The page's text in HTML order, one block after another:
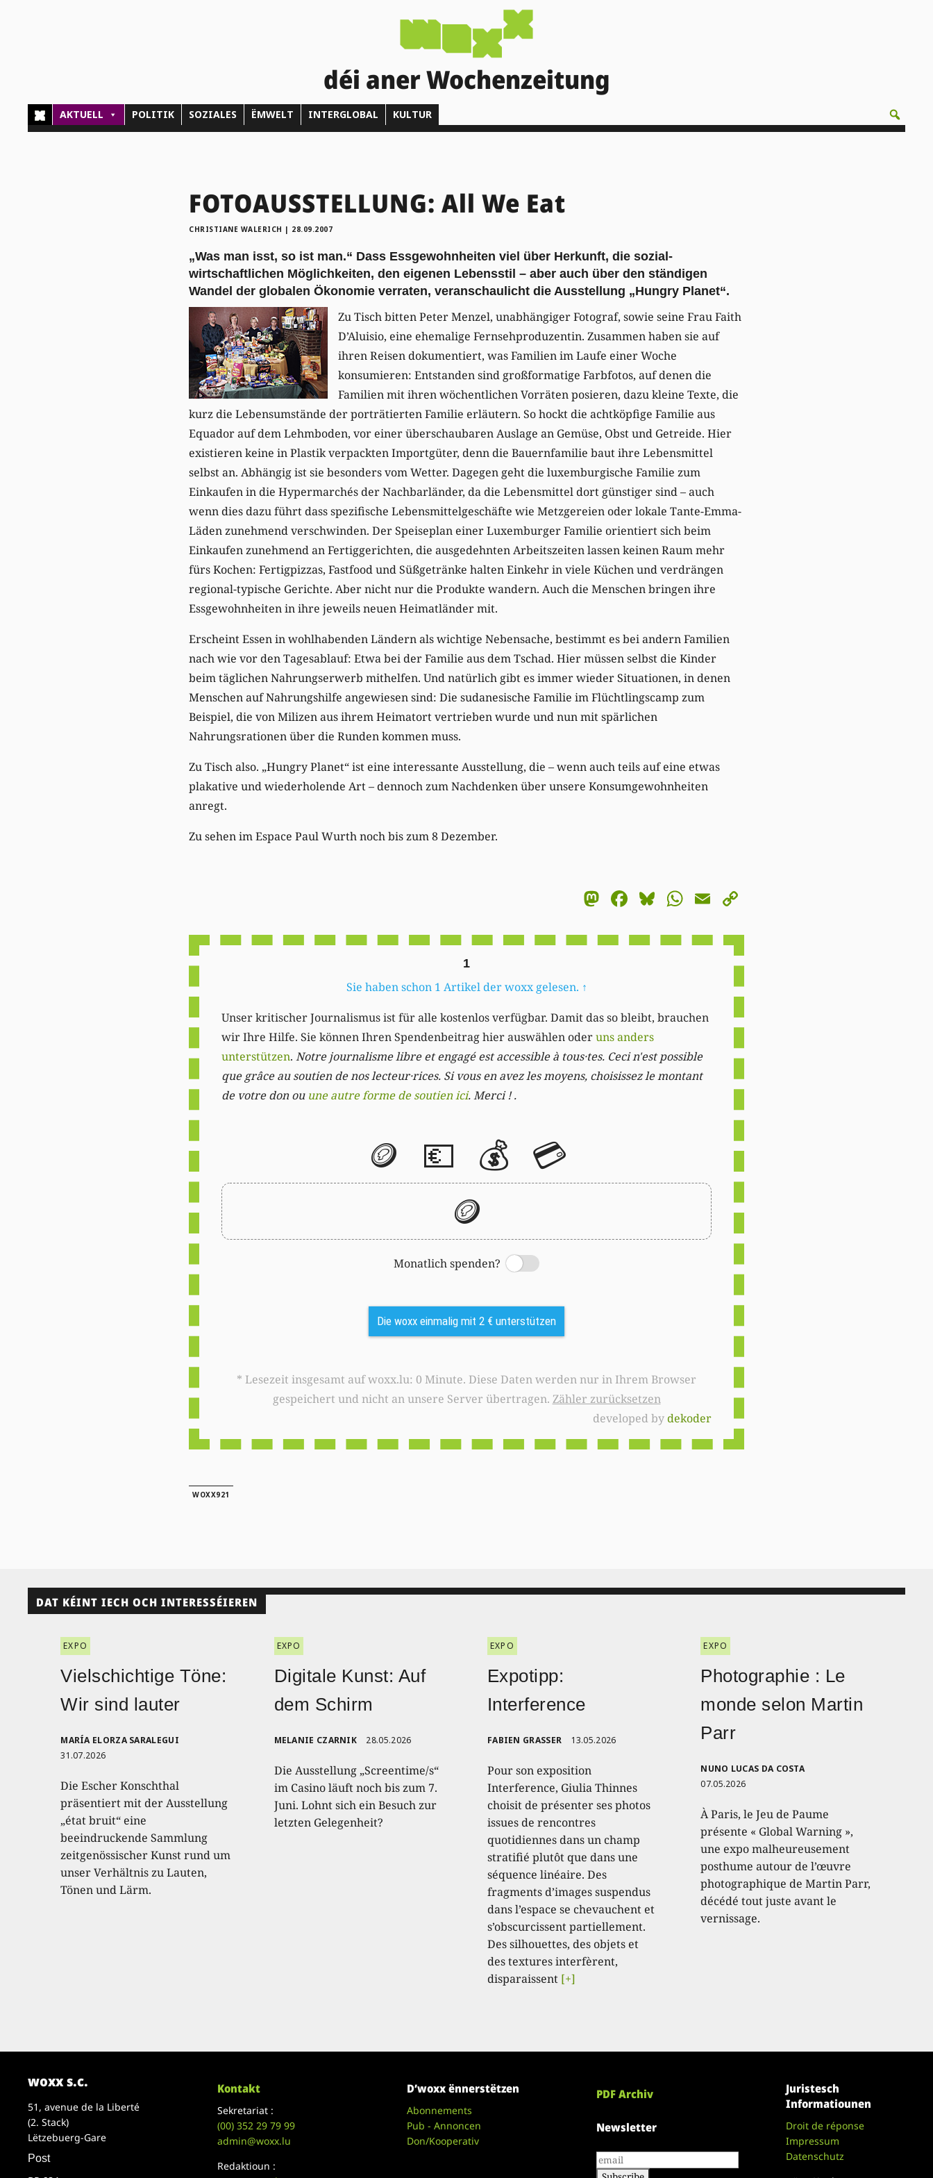
déi aner Wochenzeitung
AKTUELL POLITIK SOZIALES ËMWELT INTERGLOBAL KULTUR
FOTOAUSSTELLUNG: All We Eat
CHRISTIANE WALERICH | 28.09.2007
„Was man isst, so ist man.“ Dass Essgewohnheiten viel über Herkunft, die sozial-
wirtschaftlichen Möglichkeiten, den eigenen Lebensstil – aber auch über den ständigen
Wandel der globalen Ökonomie verraten, veranschaulicht die Ausstellung „Hungry Planet“.
Zu Tisch bitten Peter Menzel, unabhängiger Fotograf, sowie seine Frau Faith
D’Aluisio, eine ehemalige Fernsehproduzentin. Zusammen haben sie auf
ihren Reisen dokumentiert, was Familien im Laufe einer Woche
konsumieren: Entstanden sind großformatige Farbfotos, auf denen die
Familien mit ihren wöchentlichen Vorräten posieren, dazu kleine Texte, die
kurz die Lebensumstände der porträtierten Familie erläutern. So hockt die achtköpfige Familie aus
Equador auf dem Lehmboden, vor einer überschaubaren Auslage an Gemüse, Obst und Getreide. Hier
existieren keine in Plastik verpackten Importgüter, denn die Bauernfamilie baut ihre Lebensmittel
selbst an. Abhängig ist sie besonders vom Wetter. Dagegen geht die luxemburgische Familie zum
Einkaufen in die Hypermarchés der Nachbarländer, da die Lebensmittel dort günstiger sind – auch
wenn dies dazu führt dass spezifische Lebensmittelgeschäfte wie Metzgereien oder lokale Tante-Emma-
Läden zunehmend verschwinden. Der Speiseplan einer Luxemburger Familie orientiert sich beim
Einkaufen zunehmend an Fertiggerichten, die ausgedehnten Arbeitszeiten lassen keinen Raum mehr
fürs Kochen: Fertigpizzas, Fastfood und Süßgetränke halten Einkehr in viele Küchen und verdrängen
regional-typische Gerichte. Aber nicht nur die Produkte wandern. Auch die Menschen bringen ihre
Essgewohnheiten in ihre jeweils neuen Heimatländer mit.
Erscheint Essen in wohlhabenden Ländern als wichtige Nebensache, bestimmt es bei andern Familien
nach wie vor den Tagesablauf: Etwa bei der Familie aus dem Tschad. Hier müssen selbst die Kinder
beim täglichen Nahrungserwerb mithelfen. Und natürlich gibt es immer wieder Situationen, in denen
Menschen auf Nahrungshilfe angewiesen sind: Die sudanesische Familie im Flüchtlingscamp zum
Beispiel, die von Milizen aus ihrem Heimatort vertrieben wurde und nun mit spärlichen
Nahrungsrationen über die Runden kommen muss.
Zu Tisch also. „Hungry Planet“ ist eine interessante Ausstellung, die – wenn auch teils auf eine etwas
plakative und wiederholende Art – dennoch zum Nachdenken über unsere Konsumgewohnheiten
anregt.
Zu sehen im Espace Paul Wurth noch bis zum 8 Dezember.
Mastodon
Facebook
Bluesky
WhatsApp
Email
1
Sie haben schon 1 Artikel der woxx gelesen. ↑
Unser kritischer Journalismus ist für alle kostenlos verfügbar. Damit das so bleibt, brauchen
wir Ihre Hilfe. Sie können Ihren Spendenbeitrag hier auswählen oderuns anders
unterstützen. Notre journalisme libre et engagé est accessible à tous·tes. Ceci n'est possible
que grâce au soutien de nos lecteur·rices. Si vous en avez les moyens, choisissez le montant
de votre don ou une autre forme de soutien ici. Merci ! .
🪙 💶 💰 💳
🪙
Monatlich spenden?
Switch
Die woxx einmalig mit 2 € unterstützen
* Lesezeit insgesamt auf woxx.lu: 0 Minute. Diese Daten werden nur in Ihrem Browser
gespeichert und nicht an unsere Server übertragen. Zähler zurücksetzen
developed bydekoder
WOXX921
DAT KÉINT IECH OCH INTERESSÉIEREN
EXPO
Vielschichtige Töne:
Wir sind lauter
MARÍA ELORZA SARALEGUI
31.07.2026
Die Escher Konschthal
präsentiert mit der Ausstellung
„état bruit“ eine
beeindruckende Sammlung
zeitgenössischer Kunst rund um
unser Verhältnis zu Lauten,
Tönen und Lärm.
EXPO
Digitale Kunst: Auf
dem Schirm
MELANIE CZARNIK 28.05.2026
Die Ausstellung „Screentime/s“
im Casino läuft noch bis zum 7.
Juni. Lohnt sich ein Besuch zur
letzten Gelegenheit?
EXPO
Expotipp:
Interference
FABIEN GRASSER 13.05.2026
Pour son exposition
Interference, Giulia Thinnes
choisit de présenter ses photos
issues de rencontres
quotidiennes dans un champ
stratifié plutôt que dans une
séquence linéaire. Des
fragments d’images suspendus
dans l’espace se chevauchent et
s’obscurcissent partiellement.
Des silhouettes, des objets et
des textures interfèrent,
disparaissent [+]
EXPO
Photographie : Le
monde selon Martin
Parr
NUNO LUCAS DA COSTA
07.05.2026
À Paris, le Jeu de Paume
présente « Global Warning »,
une expo malheureusement
posthume autour de l’œuvre
photographique de Martin Parr,
décédé tout juste avant le
vernissage.
woxx s.c.
51, avenue de la Liberté
(2. Stack)
Lëtzebuerg-Gare
Post
Kontakt
Sekretariat :
(00)352 29 79 99
admin@woxx.lu
Redaktioun :
D’woxx ënnerstëtzen
Abonnements
Pub - Annoncen
Don/Kooperativ
PDF Archiv
Newsletter
Juristesch
Informatiounen
Droit de réponse
Impressum
Datenschutz